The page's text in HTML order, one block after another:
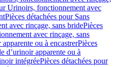
Urinoirs, fonctionnement avec
Pièces détachées pour Sans
avec rinçage, sans bridePièces
avec rinçage, sans
ou à encastrerPièces
d’urinoir apparente ou à
intégréePièces détachées pour